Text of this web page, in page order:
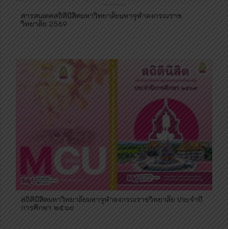
สารสนเทศสถิตินิสิตมหาวิทยาลัยมหาจุฬาลงกรณราช
วิทยาลัย 2569
สถิตินิสิตมหาวิทยาลัยมหาจุฬาลงกรณราชวิทยาลัย ประจำปี
การศึกษา ๒๕๖๙